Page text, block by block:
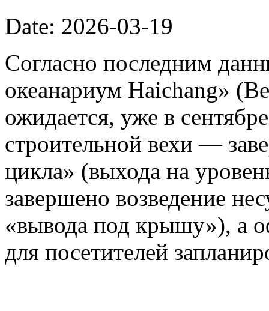
Date: 2026-03-19
Согласно последним
океанариум Haichang»
ожидается, уже в
строительной вехи —
цикла» (выхода на
завершено возведение
«вывода под крышу»), а
для посетителей